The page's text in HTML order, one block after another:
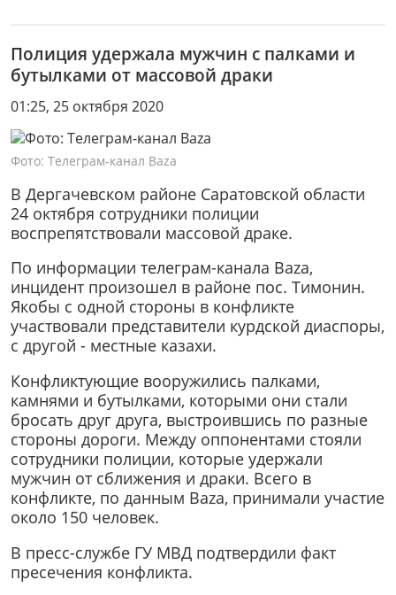
Полиция удержала мужчин с палками и
бутылками от массовой драки
01:25, 25 октября 2020
Фото: Телеграм-канал Baza
В Дергачевском районе Саратовской области
24 октября сотрудники полиции
воспрепятствовали массовой драке.
По информации телеграм-канала Baza,
инцидент произошел в районе пос. Тимонин.
Якобы с одной стороны в конфликте
участвовали представители курдской диаспоры,
с другой - местные казахи.
Конфликтующие вооружились палками,
камнями и бутылками, которыми они стали
бросать друг друга, выстроившись по разные
стороны дороги. Между оппонентами стояли
сотрудники полиции, которые удержали
мужчин от сближения и драки. Всего в
конфликте, по данным Baza, принимали участие
около 150 человек.
В пресс-службе ГУ МВД подтвердили факт
пресечения конфликта.